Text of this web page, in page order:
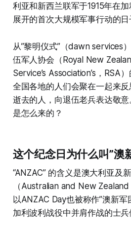
利亚和新西兰联军于1915年在加
展开的首次大规模军事行动的日
从”黎明仪式”（dawn services
伍军人协会（Royal New
Service’s Association’s，RSA
全国各地的人们会聚在一起来
逝去的人，向退伍老兵表达敬
是怎么来的？
这个纪念日为什么叫”澳
“ANZAC” 的含义是澳大利亚及
（Australian and New
以ANZAC Day也被称作”澳新军
加利波利战役中并肩作战的士兵